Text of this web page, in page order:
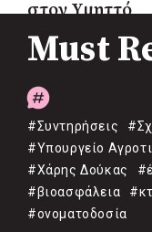
στον Υμηττό
Must
#Συντηρήσεις
#Υπουργείο
#Χάρης Δούκας
#βιοασφάλεια
#ονοματοδοσία